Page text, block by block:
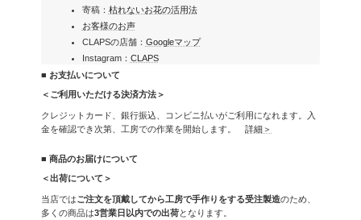
寄稿： 枯れないお花の活用法
お客様のお声
CLAPSの店舗： Googleマップ
Instagram： CLAPS
■ お支払いについて
＜ご利用いただける決済方法＞
クレジットカード、銀行振込、コンビニ払いがご利用になれます。入
金を確認でき次第、工房での作業を開始します。 詳細＞
■ 商品のお届けについて
＜出荷について＞
当店ではご注文を頂戴してから工房で手作りをする受注製造のため、
多くの商品は3営業日以内での出荷となります。